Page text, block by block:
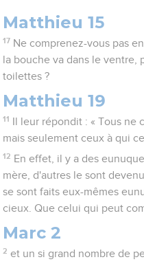
Matthieu 15
17 Ne comprenez-vous pas
la bouche va dans le ventre,
toilettes ?
Matthieu 19
11
Il leur répondit : « Tous ne
mais seulement ceux à qui
12 En effet, il y a des
mère, d'autres le sont
se sont faits eux-mêmes
cieux. Que celui qui peut
Marc 2
2 et un si grand nombre de